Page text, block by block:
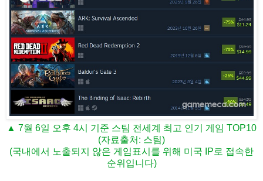
▲ 7월 6일 오후 4시 기준 스팀 전세계 최고 인기 게임 TOP10
(자료출처: 스팀)
(국내에서 노출되지 않은 게임표시를 위해 미국 IP로 접속한
순위입니다)